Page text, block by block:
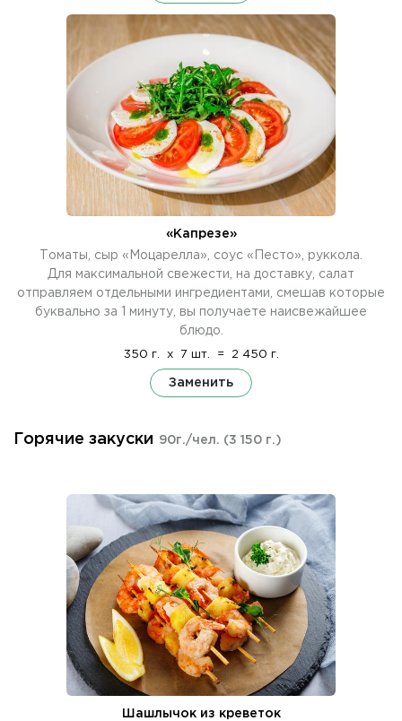
«Капрезе»
Томаты, сыр «Моцарелла», соус «Песто», руккола.
Для максимальной свежести, на доставку, салат
отправляем отдельными ингредиентами, смешав которые
буквально за 1 минуту, вы получаете наисвежайшее
блюдо.
350 г. x 7 шт. = 2 450 г.
Заменить
Горячие закуски 90г./чел. (3 150 г.)
Шашлычок из креветок